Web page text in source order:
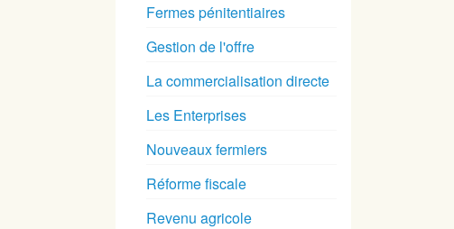
Fermes pénitentiaires
Gestion de l'offre
La commercialisation directe
Les Enterprises
Nouveaux fermiers
Réforme fiscale
Revenu agricole